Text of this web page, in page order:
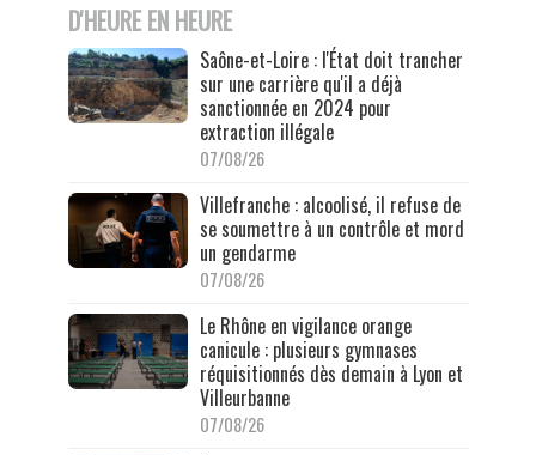
D'HEURE EN HEURE
Saône-et-Loire : l'État doit trancher
sur une carrière qu'il a déjà
sanctionnée en 2024 pour
extraction illégale
07/08/26
Villefranche : alcoolisé, il refuse de
se soumettre à un contrôle et mord
un gendarme
07/08/26
Le Rhône en vigilance orange
canicule : plusieurs gymnases
réquisitionnés dès demain à Lyon et
Villeurbanne
07/08/26